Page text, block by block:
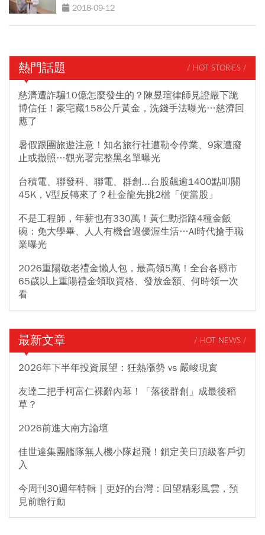
2018-09-12
熱門話題 / HOT STORIES /
慈濟遭詐騙10億怎麼發生的？陳昱瑄律師見證嚴下跪
博信任！豪宅藏158公斤黃金，洗錢手法曝光…慈濟回
應了
暑假跟團旅遊注意！知名旅行社遭勒令停業、9家遭廢
止或撤照…觀光署完整黑名單曝光
台積電、聯發科、聯電、群創...台股飆逾1400點叩關
45K，V型反轉來了？杜金龍先挑2檔「便當股」
不是工程師，年薪也有330萬！黃仁勳指路4種金飯
碗：免大學畢、人人有機會過優渥生活…AI時代搶手職
業曝光
2026重陽敬老禮金懶人包，最高領5萬！全台各縣市
65歲以上重陽禮金領取資格、發放金額、何時領一次
看
最新文章 / HOT NEWS /
2026年下半年投資展望：狂熱漲勢 vs 嚴峻現實
友達二把手柯富仁裸辭內幕！「落後群創」成最後稻
草？
2026前進大南方論壇
佳世達集團艦隊無人機小隊起飛！鎖定美日頂級客戶切
入
今周刊30週年特輯｜更好的台灣：回望精彩風雲，預
見前瞻行動